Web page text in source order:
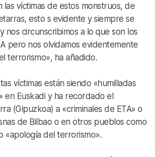
las víctimas de estos monstruos, de
esto s evidente y siempre se
nos circunscribimos a lo que son los
pero nos olvidamos evidentemente
terrorismo», ha añadido.
víctimas están siendo «humilladas
en Euskadi y ha recordado el
(Gipuzkoa) a «criminales de ETA» o
de Bilbao o en otros pueblos como
«apología del terrorismo».